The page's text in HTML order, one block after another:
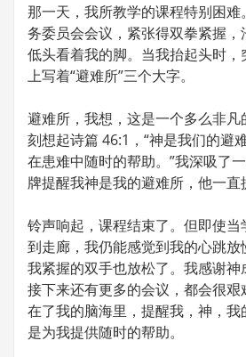
那一天，我所教学的课程特别困
务委员会会议，紧张得双拳紧握，
低头看着我的脚。当我抬起头时
上写着“避难所”三个大字。
避难所，我想，这是一个多么非
刻想起诗篇 46:1，“神是我们的避
在患难中随时的帮助。”我深吸了
牌提醒我神是我的避难所，他一直
铃声响起，课程结束了。但即使
到走廊，我仍能感觉到我的心跳
我紧握的双手也放松了。我感谢
接下来还有更多的会议，都会很艰
在了我的脑海里，提醒我，神，
是为我提供随时的帮助。